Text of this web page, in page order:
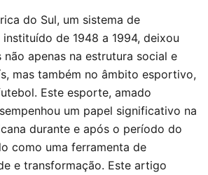
do Sul, um sistema de
de 1948 a 1994, deixou
não apenas na estrutura social e
mas também no âmbito esportivo,
Este esporte, amado
um papel significativo na
durante e após o período do
como uma ferramenta de
e transformação. Este artigo